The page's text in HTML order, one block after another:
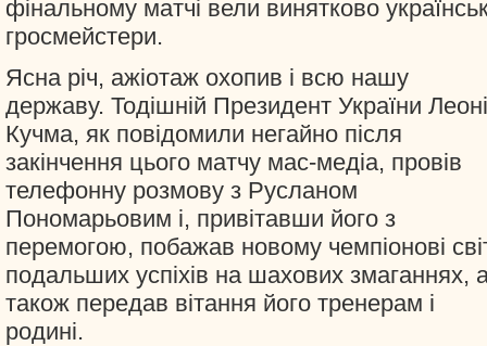
фінальному матчі вели винятково
гросмейстери.
Ясна річ, ажіотаж охопив і всю нашу
державу. Тодішній Президент України
Кучма, як повідомили негайно після
закінчення цього матчу мас-медіа, провів
телефонну розмову з Русланом
Пономарьовим і, привітавши його з
перемогою, побажав новому чемпіонові
подальших успіхів на шахових змаганнях,
також передав вітання його тренерам і
родині.